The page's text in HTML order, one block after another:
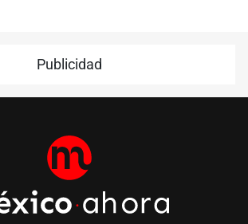
Publicidad